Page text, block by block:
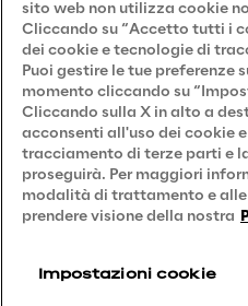
Privacy & Cookie Policy
Privacy Notice(Candidato)
Privacy Notice(Cliente)
Privacy Notice(Fornitore)
Privacy Notice(Marketing)
Accessibilità
sito web non utilizza cookie
Cliccando su “Accetto tutti i
dei cookie e tecnologie di
Puoi gestire le tue preferenze
momento cliccando su
Cliccando sulla X in alto a
acconsenti all'uso dei cookie
tracciamento di terze parti e
proseguirà. Per maggiori
modalità di trattamento e
prendere visione della nostra
Impostazioni cookie